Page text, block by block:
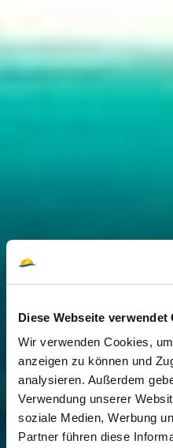
Diese Webseite verwendet
Wir verwenden Cookies,
anzeigen zu können und
analysieren. Außerdem
Verwendung unserer
soziale Medien, Werbung
Partner führen diese